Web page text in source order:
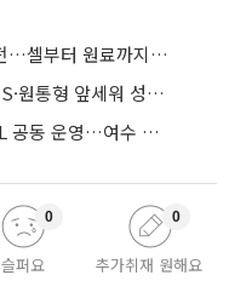
K배터리, 북미·유럽 공급망 선점전…셀부터 원료까지 현지화
LG엔솔, 2개 분기 만에 흑자…ESS·원통형 앞세워 성장 가속
NCC 139만t 줄이고 롯데·한화·DL 공동 운영…여수 1호 본궤도
슬퍼요
0
추가취재 원해요
0